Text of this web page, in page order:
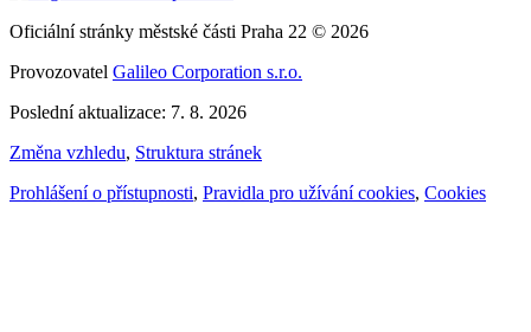
Oficiální stránky městské části Praha 22 © 2026
Provozovatel Galileo Corporation s.r.o.
Poslední aktualizace: 7. 8. 2026
Změna vzhledu, Struktura stránek
Prohlášení o přístupnosti, Pravidla pro užívání cookies, Cookies